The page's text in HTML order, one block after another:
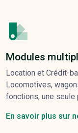
Modules
Location et Crédit-
Locomotives,
fonctions, une seule
En savoir plus sur